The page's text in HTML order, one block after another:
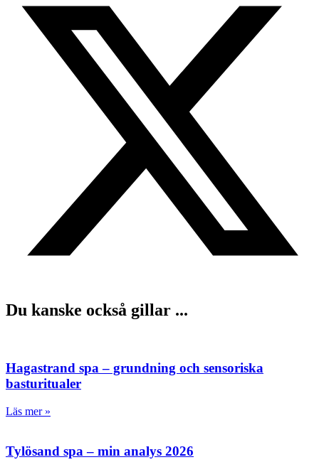
Du kanske också gillar ...
Hagastrand spa – grundning och sensoriska
basturitualer
Läs mer »
Tylösand spa – min analys 2026